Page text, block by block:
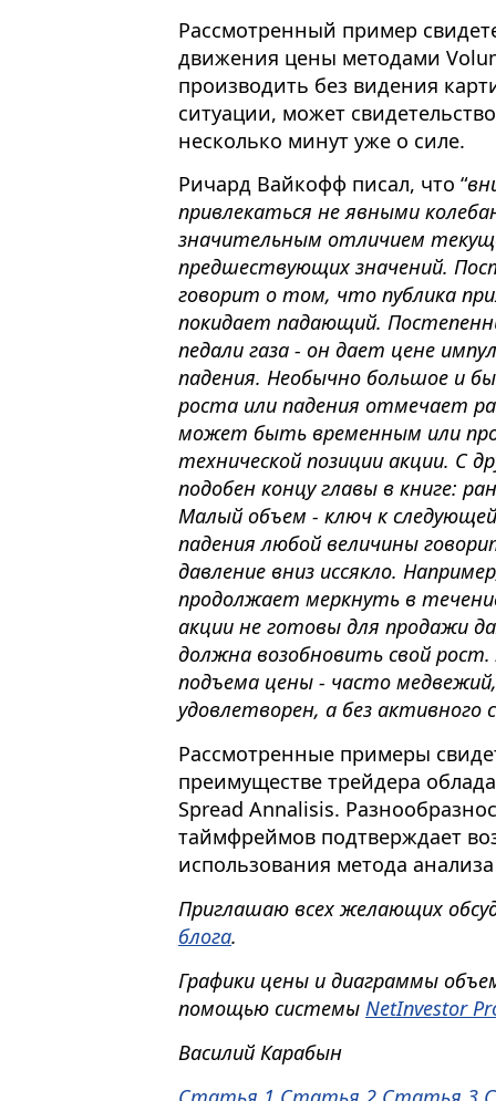
Рассмотренный пример
движения цены методами
производить без видения
ситуации, может
несколько минут уже о силе.
Ричард Вайкофф писал, что “
привлекаться не явными
значительным отличием
предшествующих значений.
говорит о том, что публика
покидает падающий.
педали газа - он дает цене
падения. Необычно большое и
роста или падения отмечает
может быть временным или
технической позиции акции. С
подобен концу главы в книге:
Малый объем - ключ к
падения любой величины
давление вниз иссякло.
продолжает меркнуть в
акции не готовы для продажи
должна возобновить свой
подъема цены - часто
удовлетворен, а без активного
Рассмотренные примеры
преимуществе трейдера
Spread Annalisis.
таймфреймов подтверждает
использования метода
Приглашаю всех желающих
блога.
Графики цены и диаграммы
помощью системы NetInvestor
Василий Карабын